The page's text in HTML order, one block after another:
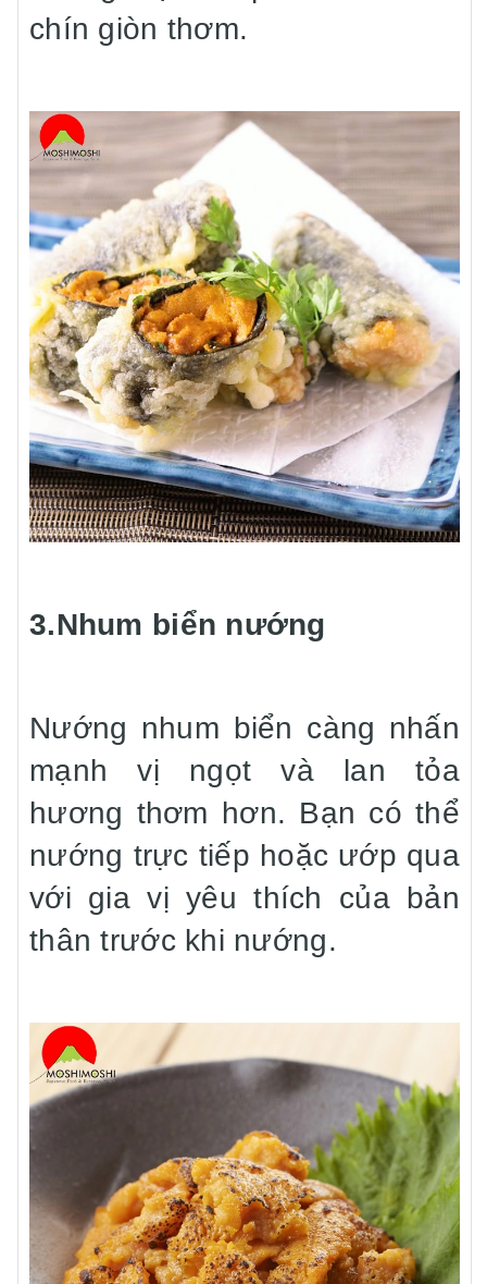
chín giòn thơm.
3.Nhum biển nướng
Nướng nhum biển càng nhấn
mạnh vị ngọt và lan tỏa
hương thơm hơn. Bạn có thể
nướng trực tiếp hoặc ướp qua
với gia vị yêu thích của bản
thân trước khi nướng.